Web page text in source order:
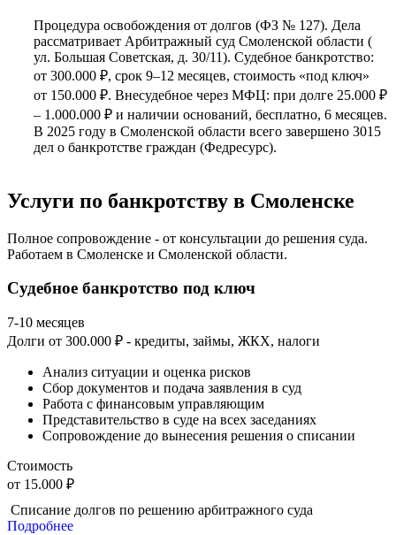
Процедура освобождения от долгов (ФЗ № 127). Дела
рассматривает Арбитражный суд Смоленской области (
ул. Большая Советская, д. 30/11). Судебное банкротство:
от 300.000 ₽, срок 9–12 месяцев, стоимость «под ключ»
от 150.000 ₽. Внесудебное через МФЦ: при долге 25.000 ₽
– 1.000.000 ₽ и наличии оснований, бесплатно, 6 месяцев.
В 2025 году в Смоленской области всего завершено 3015
дел о банкротстве граждан (Федресурс).
Услуги по банкротству в Смоленске
Полное сопровождение - от консультации до решения суда.
Работаем в Смоленске и Смоленской области.
7-10 месяцев
Судебное банкротство под ключ
Долги от 300.000 ₽ - кредиты, займы, ЖКХ, налоги
Анализ ситуации и оценка рисков
Сбор документов и подача заявления в суд
Работа с финансовым управляющим
Представительство в суде на всех заседаниях
Сопровождение до вынесения решения о списании
Стоимость
от 15.000 ₽
Списание долгов по решению арбитражного суда
Подробнее